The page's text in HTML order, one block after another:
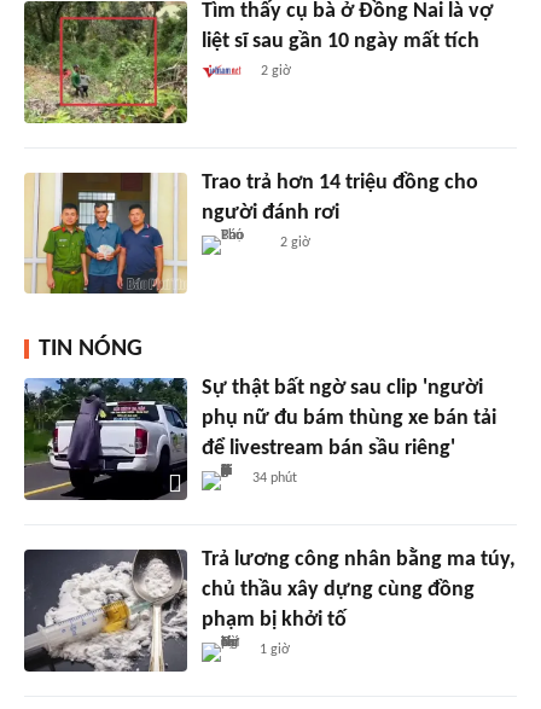
Tìm thấy cụ bà ở Đồng Nai là vợ
liệt sĩ sau gần 10 ngày mất tích
2 giờ
Trao trả hơn 14 triệu đồng cho
người đánh rơi
2 giờ
TIN NÓNG
Sự thật bất ngờ sau clip 'người
phụ nữ đu bám thùng xe bán tải
để livestream bán sầu riêng'
34 phút
Trả lương công nhân bằng ma túy,
chủ thầu xây dựng cùng đồng
phạm bị khởi tố
1 giờ